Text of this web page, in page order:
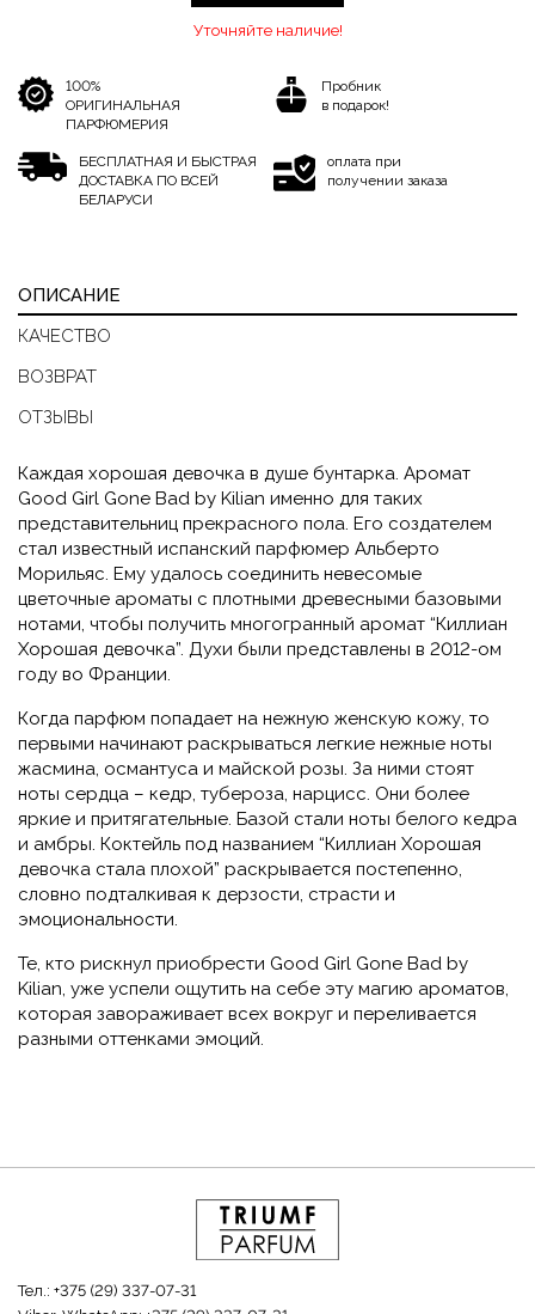
Уточняйте наличие!
100%
ОРИГИНАЛЬНАЯ
ПАРФЮМЕРИЯ
Пробник
в подарок!
БЕСПЛАТНАЯ И БЫСТРАЯ
ДОСТАВКА ПО ВСЕЙ
БЕЛАРУСИ
оплата при
получении заказа
ОПИСАНИЕ
КАЧЕСТВО
ВОЗВРАТ
ОТЗЫВЫ
Каждая хорошая девочка в душе бунтарка. Аромат
Good Girl Gone Bad by Kilian именно для таких
представительниц прекрасного пола. Его создателем
стал известный испанский парфюмер Альберто
Морильяс. Ему удалось соединить невесомые
цветочные ароматы с плотными древесными базовыми
нотами, чтобы получить многогранный аромат “Киллиан
Хорошая девочка”. Духи были представлены в 2012-ом
году во Франции.
Когда парфюм попадает на нежную женскую кожу, то
первыми начинают раскрываться легкие нежные ноты
жасмина, османтуса и майской розы. За ними стоят
ноты сердца – кедр, тубероза, нарцисс. Они более
яркие и притягательные. Базой стали ноты белого кедра
и амбры. Коктейль под названием “Киллиан Хорошая
девочка стала плохой” раскрывается постепенно,
словно подталкивая к дерзости, страсти и
эмоциональности.
Те, кто рискнул приобрести Good Girl Gone Bad by
Kilian, уже успели ощутить на себе эту магию ароматов,
которая завораживает всех вокруг и переливается
разными оттенками эмоций.
Тел.: +375 (29) 337-07-31